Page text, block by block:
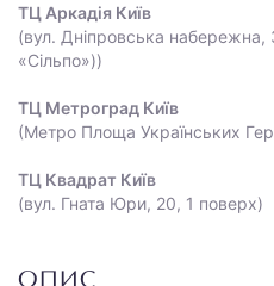
ТЦ Аркадія Київ
(вул. Дніпровська набережна,
«Сільпо»))
ТЦ Метроград Київ
(Метро Площа Українських
ТЦ Квадрат Київ
(вул. Гната Юри, 20, 1 поверх)
ОПИС